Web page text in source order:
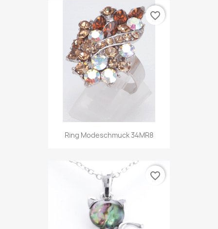
Ring Modeschmuck 34MR8
favorite_border
favorite_border